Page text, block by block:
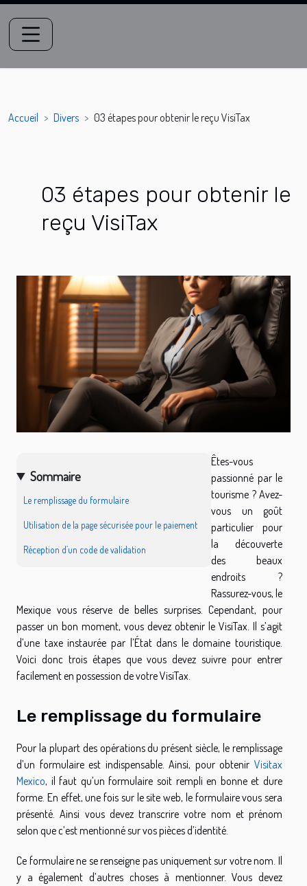
Accueil Divers 03 étapes pour obtenir le reçu VisiTax
03 étapes pour obtenir le
reçu VisiTax
Sommaire
Le remplissage du formulaire
Utilisation de la page sécurisée pour le paiement
Réception d’un code de validation
Êtes-vous
passionné par le
tourisme ? Avez-
vous un goût
particulier pour
la découverte
des beaux
endroits ?
Rassurez-vous, le
Mexique vous réserve de belles surprises. Cependant, pour
passer un bon moment, vous devez obtenir le VisiTax. Il s’agit
d’une taxe instaurée par l’État dans le domaine touristique.
Voici donc trois étapes que vous devez suivre pour entrer
facilement en possession de votre VisiTax.
Le remplissage du formulaire
Pour la plupart des opérations du présent siècle, le remplissage
d’un formulaire est indispensable. Ainsi, pour obtenir Visitax
Mexico, il faut qu’un formulaire soit rempli en bonne et dure
forme. En effet, une fois sur le site web, le formulaire vous sera
présenté. Ainsi vous devez transcrire votre nom et prénom
selon que c’est mentionné sur vos pièces d’identité.
Ce formulaire ne se renseigne pas uniquement sur votre nom. Il
y a également d’autres choses à mentionner. Vous devez